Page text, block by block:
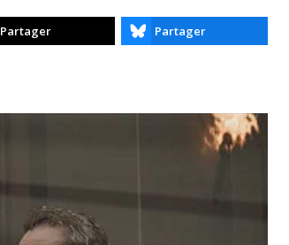
Partager Partager